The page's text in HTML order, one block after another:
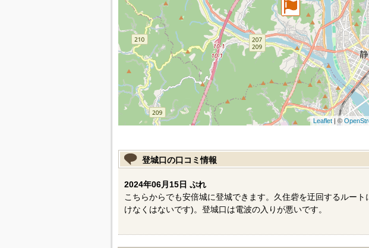
Leaflet| ©
登城口の口コミ情報
2024年06月15日 ぷれ
こちらからでも安倍城に登城できます。久住砦を迂回するルー
けなくはないです)。登城口は電波の入りが悪いです。